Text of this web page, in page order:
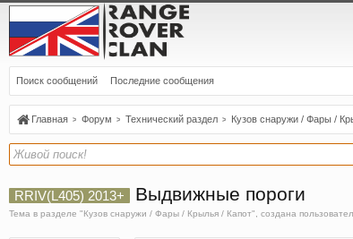
Поиск сообщений Последние сообщения
Главная Форум Технический раздел Кузов снаружи / Фары /
RRIV(L405) 2013+ Выдвижные пороги
Тема в разделе "Кузов снаружи / Фары / Крылья / Капот", создана